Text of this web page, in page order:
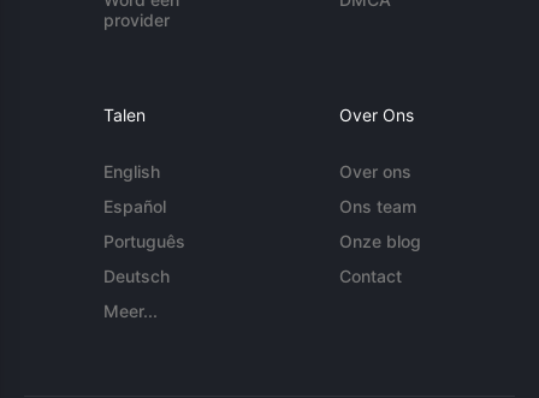
provider
Talen
English
Español
Português
Deutsch
Meer...
Over Ons
Over ons
Ons team
Onze blog
Contact